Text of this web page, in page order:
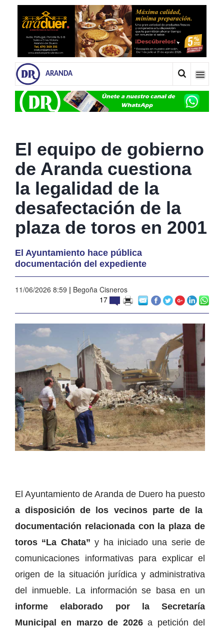
ARANDA
El equipo de gobierno
de Aranda cuestiona
la legalidad de la
desafectación de la
plaza de toros en 2001
El Ayuntamiento hace pública
documentación del expediente
11/06/2026 8:59 | Begoña Cisneros
17
El Ayuntamiento de Aranda de Duero ha puesto
a disposición de los vecinos parte de la
documentación relacionada con la plaza de
toros “La Chata” y ha iniciado una serie de
comunicaciones informativas para explicar el
origen de la situación jurídica y administrativa
del inmueble. La información se basa en un
informe elaborado por la Secretaría
Municipal en marzo de 2026a petición del